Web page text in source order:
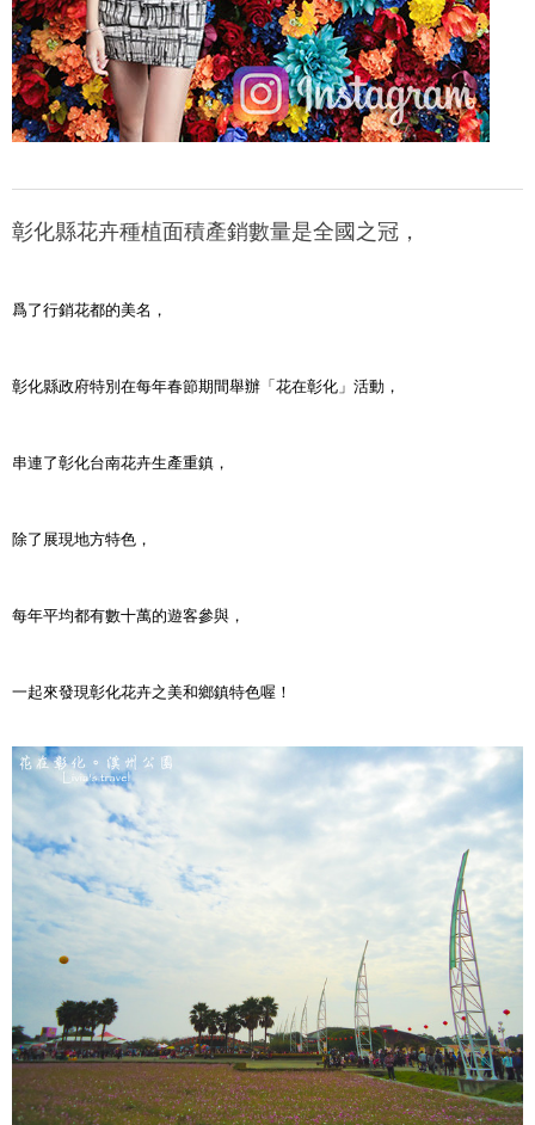
彰化縣花卉種植面積產銷數量是全國之冠，
爲了行銷花都的美名，
彰化縣政府特別在每年春節期間舉辦「花在彰化」活動，
串連了彰化台南花卉生產重鎮，
除了展現地方特色，
每年平均都有數十萬的遊客參與，
一起來發現彰化花卉之美和鄉鎮特色喔！